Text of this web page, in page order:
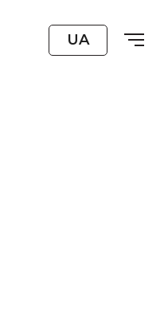
UA